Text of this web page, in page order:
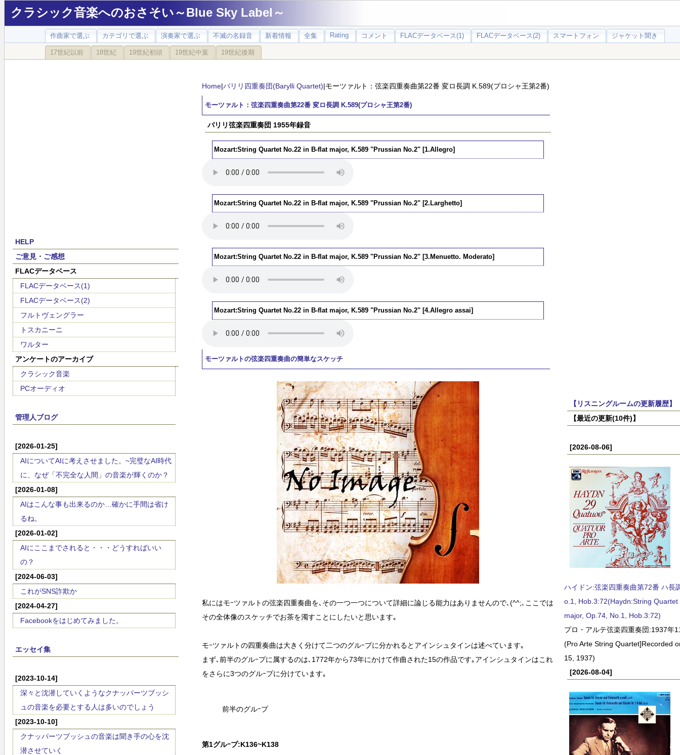
クラシック音楽へのおさそい～Blue Sky Label～
作曲家で選ぶ カテゴリで選ぶ 演奏家で選ぶ 不滅の名録音 新着情報 全集 Rating コメント FLACデータベース(1) FLACデータベース(2) スマートフォン ジャケット聞き
17世紀以前 18世紀 19世紀初頭 19世紀中葉 19世紀後期
HELP
ご意見・ご感想
FLACデータベース
FLACデータベース(1)
FLACデータベース(2)
フルトヴェングラー
トスカニーニ
ワルター
アンケートのアーカイブ
クラシック音楽
PCオーディオ
管理人ブログ
[2026-01-25]
AIについてAIに考えさせました。~完璧なAI時代
に、なぜ「不完全な人間」の音楽が輝くのか？
[2026-01-08]
AIはこんな事も出来るのか…確かに手間は省け
るね。
[2026-01-02]
AIにここまでされると・・・どうすればいい
の？
[2024-06-03]
これがSNS詐欺か
[2024-04-27]
Facebookをはじめてみました。
エッセイ集
[2023-10-14]
深々と沈潜していくようなクナッパーツブッシ
ュの音楽を必要とする人は多いのでしょう
[2023-10-10]
クナッパーツブッシュの音楽は聞き手の心を沈
潜させていく
Home|バリリ四重奏団(Barylli Quartet)|モーツァルト：弦楽四重奏曲第22番 変ロ長調 K.589(プロシャ王第2番)
モーツァルト：弦楽四重奏曲第22番 変ロ長調 K.589(プロシャ王第2番)
バリリ弦楽四重奏団 1955年録音
Mozart:String Quartet No.22 in B-flat major, K.589 "Prussian No.2" [1.Allegro]
Mozart:String Quartet No.22 in B-flat major, K.589 "Prussian No.2" [2.Larghetto]
Mozart:String Quartet No.22 in B-flat major, K.589 "Prussian No.2" [3.Menuetto. Moderato]
Mozart:String Quartet No.22 in B-flat major, K.589 "Prussian No.2" [4.Allegro assai]
モーツァルトの弦楽四重奏曲の簡単なスケッチ
私にはモｰツァルトの弦楽四重奏曲を､その一つ一つについて詳細に論じる能力はありませんので､(^^;､ここでは
その全体像のスケッチでお茶を濁すことにしたいと思います｡
モｰツァルトの四重奏曲は大きく分けて二つのグルｰプに分かれるとアインシュタインは述べています｡
まず､前半のグルｰプに属するのは､1772年から73年にかけて作曲された15の作品です｡アインシュタインはこれ
をさらに3つのグルｰプに分けています｡
前半のグルｰプ
第1グルｰプ:K136~K138
【リスニングルームの更新履歴】
【最近の更新(10件)】
[2026-08-06]
ハイドン:弦楽四重奏曲第72番 ハ長
o.1, Hob.3:72(Haydn:String Quartet
major, Op.74, No.1, Hob.3:72)
プロ・アルテ弦楽四重奏団:1937年
(Pro Arte String Quartet]Recorded
15, 1937)
[2026-08-04]